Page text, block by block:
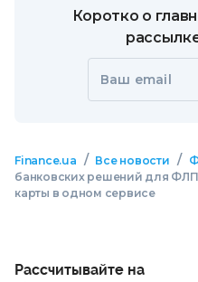
Коротко о
Ваш email
Finance.ua / Все новости /
банковских решений для
карты в одном сервисе
Рассчитывайте на